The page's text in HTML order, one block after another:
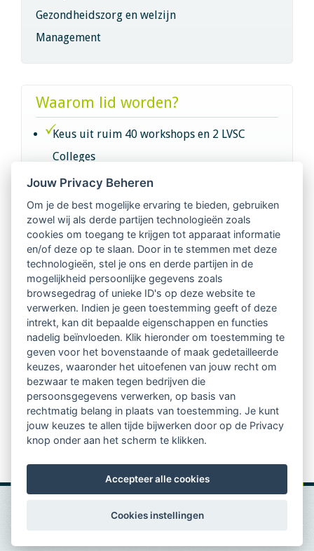
Gezondheidszorg en welzijn
Management
Waarom lid worden?
Keus uit ruim 40 workshops en 2 LVSC
Colleges
Intervisie met geregistreerde vakgenoten
Netwerk van 2100 professionals in 14
regio's
Vindbaar voor opdrachtgevers
Tijdschrift voor
Begeleidingskunde & kennisbank
Beroepsregistratie (LVSC keurmerk)
Lid worden van LVSC
Jouw Privacy Beheren
Om je de best mogelijke ervaring te bieden, gebruiken
zowel wij als derde partijen technologieën zoals
cookies om toegang te krijgen tot apparaat informatie
en/of deze op te slaan. Door in te stemmen met deze
technologieën, stel je ons en derde partijen in de
mogelijkheid persoonlijke gegevens zoals
browsegedrag of unieke ID's op deze website te
verwerken. Indien je geen toestemming geeft of deze
intrekt, kan dit bepaalde eigenschappen en functies
nadelig beïnvloeden. Klik hieronder om toestemming te
geven voor het bovenstaande of maak gedetailleerde
keuzes, waaronder het uitoefenen van jouw recht om
bezwaar te maken tegen bedrijven die
persoonsgegevens verwerken, op basis van
rechtmatig belang in plaats van toestemming. Je kunt
jouw keuzes te allen tijde bijwerken door op de Privacy
knop onder aan het scherm te klikken.
Accepteer alle cookies
Cookies instellingen